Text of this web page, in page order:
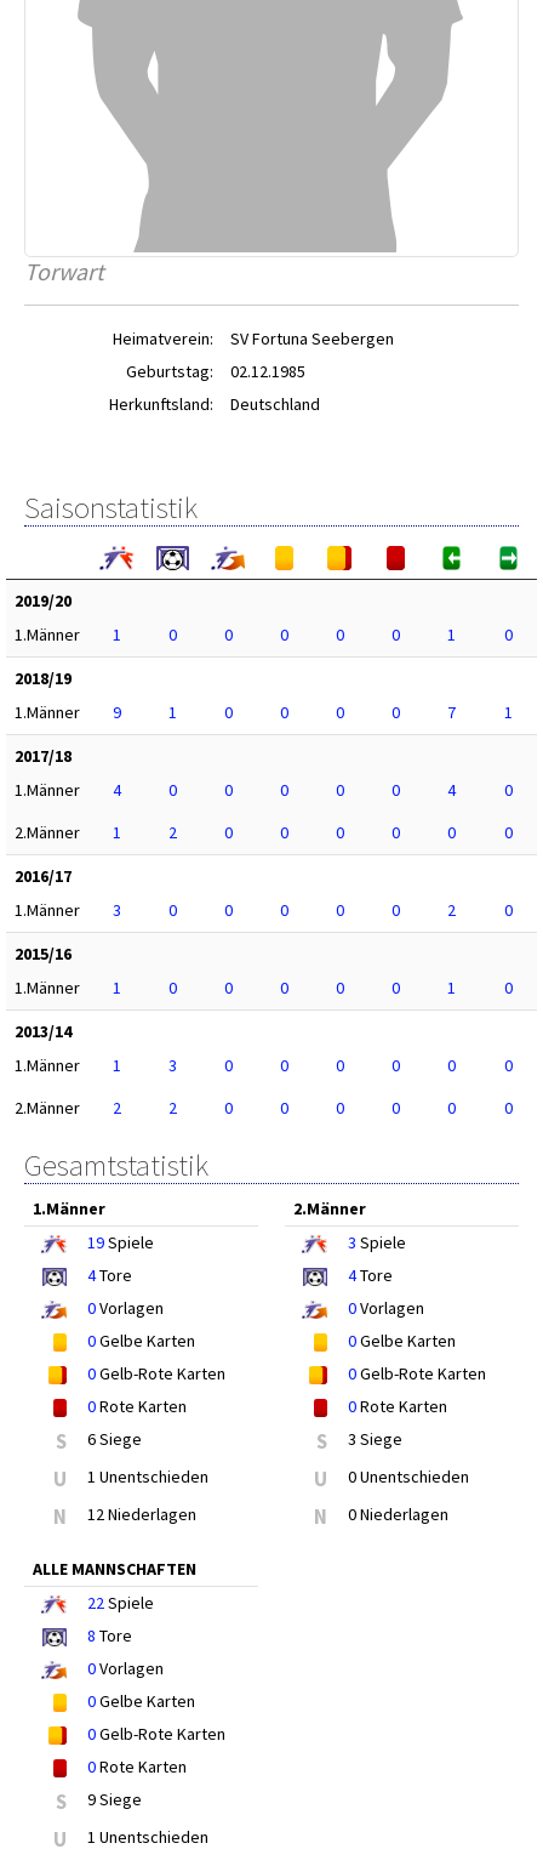
Torwart
Heimatverein:
SV Fortuna Seebergen
Geburtstag:
02.12.1985
Herkunftsland:
Deutschland
Saisonstatistik
2019/20
1.Männer
1 0 0 0 0 0 1
0
2018/19
1.Männer
9 1 0 0 0 0 7
1
2017/18
1.Männer
4 0 0 0 0 0 4
0
2.Männer
1 2 0 0 0 0 0
0
2016/17
1.Männer
3 0 0 0 0 0 2
0
2015/16
1.Männer
1 0 0 0 0 0 1
0
2013/14
1.Männer
1 3 0 0 0 0 0
0
2.Männer
2 2 0 0 0 0 0 0
Gesamtstatistik
1.Männer
19Spiele
4Tore
0Vorlagen
0Gelbe Karten
0Gelb-Rote Karten
0Rote Karten
S 6 Siege
U 1 Unentschieden
N 12 Niederlagen
2.Männer
3 Spiele
4Tore
0Vorlagen
0Gelbe Karten
0Gelb-Rote Karten
0Rote Karten
S 3 Siege
U 0 Unentschieden
N 0 Niederlagen
ALLE MANNSCHAFTEN
22Spiele
8 Tore
0Vorlagen
0Gelbe Karten
0Gelb-Rote Karten
0Rote Karten
S 9 Siege
U 1 Unentschieden